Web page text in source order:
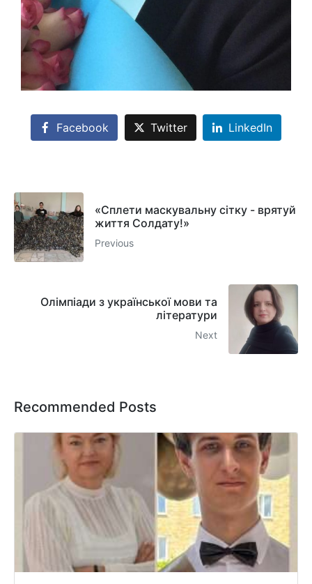
Facebook Twitter LinkedIn
«Сплети маскувальну сітку - врятуй
життя Солдату!»
Previous
Олімпіади з української мови та
літератури
Next
Recommended Posts